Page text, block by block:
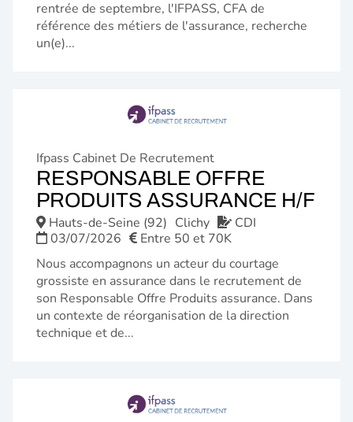
rentrée de septembre, l'IFPASS, CFA de
référence des métiers de l'assurance, recherche
un(e)...
Ifpass Cabinet De Recrutement
RESPONSABLE OFFRE
PRODUITS ASSURANCE H/F
Hauts-de-Seine (92) Clichy
CDI
03/07/2026
Entre 50 et 70K
Nous accompagnons un acteur du courtage
grossiste en assurance dans le recrutement de
son Responsable Offre Produits assurance. Dans
un contexte de réorganisation de la direction
technique et de...